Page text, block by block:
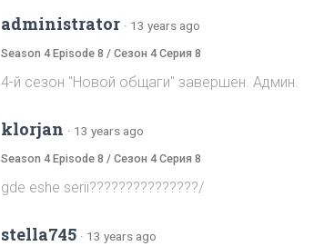
administrator · 13 years ago
Season 4 Episode 8 / Сезон 4 Серия 8
4-й сезон "Новой общаги" завершен. Админ.
klorjan · 13 years ago
Season 4 Episode 8 / Сезон 4 Серия 8
gde eshe serii???????????????/
stella745 · 13 years ago